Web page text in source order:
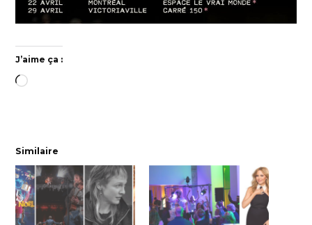
J’aime ça :
Chargement…
Similaire